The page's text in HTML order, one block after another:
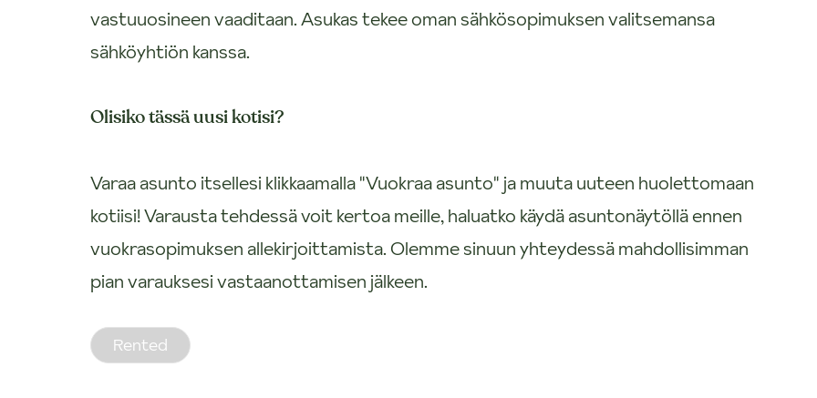
vastuuosineen vaaditaan. Asukas tekee oman sähkösopimuksen valitsemansa
sähköyhtiön kanssa.
Olisiko tässä uusi kotisi?
Varaa asunto itsellesi klikkaamalla "Vuokraa asunto" ja muuta uuteen huolettomaan
kotiisi! Varausta tehdessä voit kertoa meille, haluatko käydä asuntonäytöllä ennen
vuokrasopimuksen allekirjoittamista. Olemme sinuun yhteydessä mahdollisimman
pian varauksesi vastaanottamisen jälkeen.
Rented